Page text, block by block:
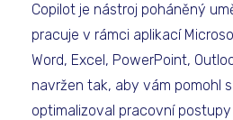
Copilot je nástroj poháněný
pracuje v rámci aplikací
Word, Excel, PowerPoint,
navržen tak, aby vám pomohl
optimalizoval pracovní